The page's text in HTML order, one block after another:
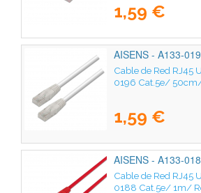
1,59 €
AISENS - A133-
Cable de Red RJ45
0196 Cat.5e/
1,59 €
AISENS - A133-
Cable de Red RJ45
0188 Cat.5e/ 1m/